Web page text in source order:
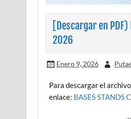
[Descargar en
2026
Enero 9, 2026
Para descargar el
enlace: BASES STANDS